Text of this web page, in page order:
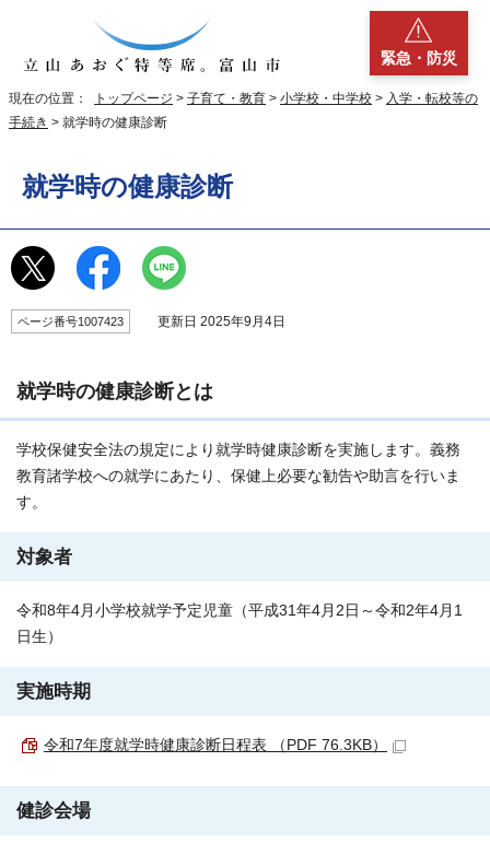
緊急・防災
現在の位置： トップページ > 子育て・教育 > 小学校・中学校 > 入学・転校等の
手続き > 就学時の健康診断
就学時の健康診断
ページ番号1007423 更新日 2025年9月4日
就学時の健康診断とは
学校保健安全法の規定により就学時健康診断を実施します。義務
教育諸学校への就学にあたり、保健上必要な勧告や助言を行いま
す。
対象者
令和8年4月小学校就学予定児童（平成31年4月2日～令和2年4月1
日生）
実施時期
令和7年度就学時健康診断日程表 （PDF 76.3KB）
健診会場